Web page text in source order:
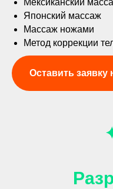
Мексиканский
Японский массаж
Массаж ножами
Метод коррекции
Оставить заявку